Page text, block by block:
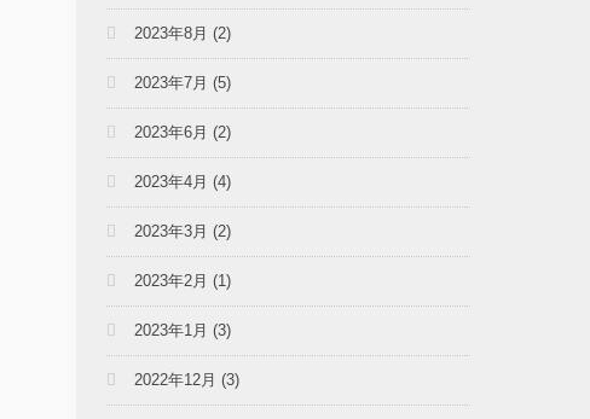
2023年8月 (2)
2023年7月 (5)
2023年6月 (2)
2023年4月 (4)
2023年3月 (2)
2023年2月 (1)
2023年1月 (3)
2022年12月 (3)